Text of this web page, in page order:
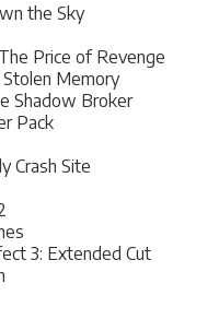
the Sky
Price of Revenge
Stolen Memory
Shadow Broker
Pack
Crash Site
3: Extended Cut